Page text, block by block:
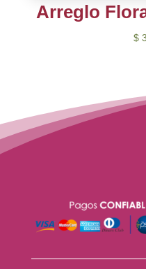
Arreglo
$